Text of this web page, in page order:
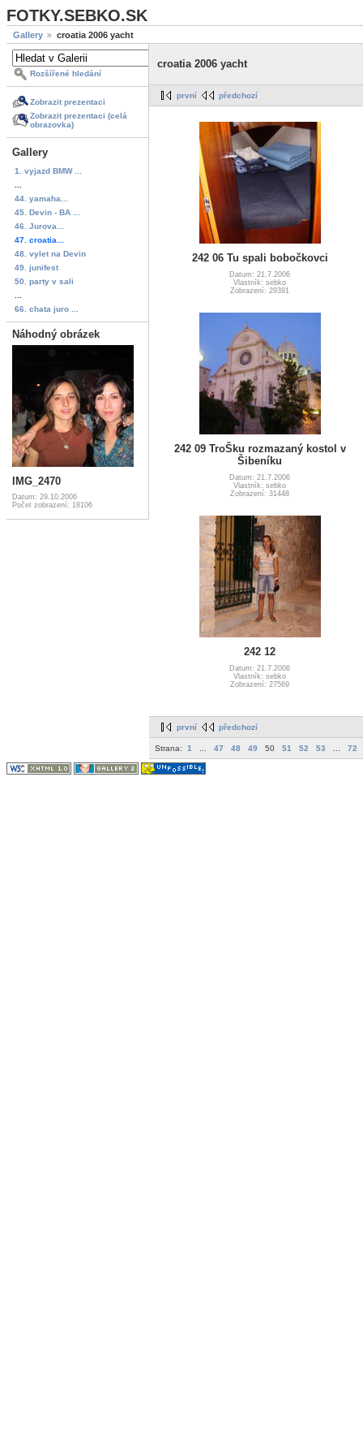
FOTKY.SEBKO.SK
Gallery croatia 2006 yacht
Rozšířené hledání
Zobrazit prezentaci
Zobrazit prezentaci (celá
obrazovka)
Gallery
1. vyjazd BMW ...
44. yamaha...
45. Devin - BA ...
46. Jurova...
47. croatia...
48. vylet na Devin
49. junifest
50. party v sali
66. chata juro ...
Náhodný obrázek
IMG_2470
Datum: 29.10.2006
Počet zobrazení: 18106
croatia 2006 yacht
první předchozí
242 06 Tu spali bobočkovci
Datum: 21.7.2006
Vlastník: sebko
Zobrazení: 29391
242 09 TroŠku rozmazaný kostol v
Šibeníku
Datum: 21.7.2006
Vlastník: sebko
Zobrazení: 31448
242 12
Datum: 21.7.2006
Vlastník: sebko
Zobrazení: 27569
první předchozí
Strana: 1 47 48 49 50 51 52 53 72